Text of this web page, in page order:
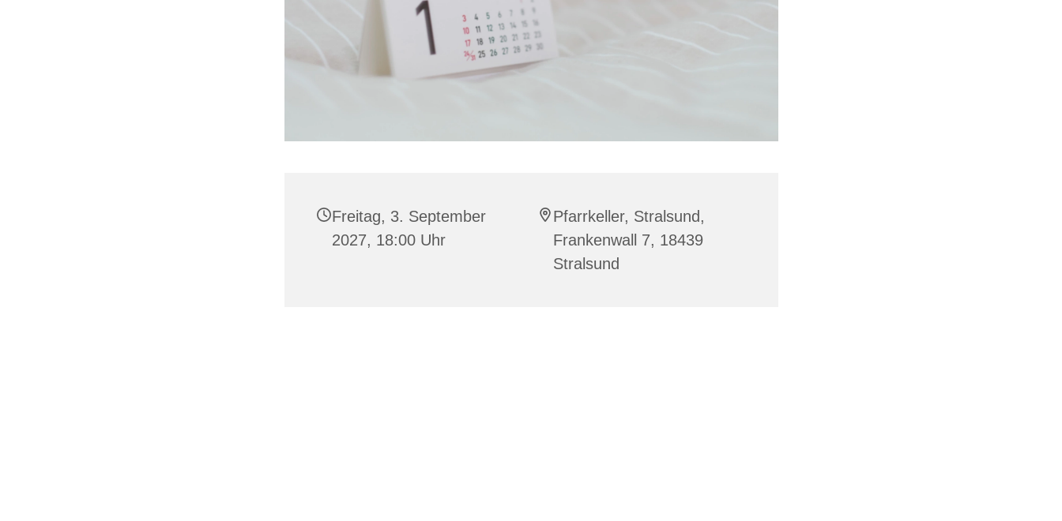
Freitag, 3. September
2027, 18:00 Uhr
Pfarrkeller, Stralsund,
Frankenwall 7, 18439
Stralsund